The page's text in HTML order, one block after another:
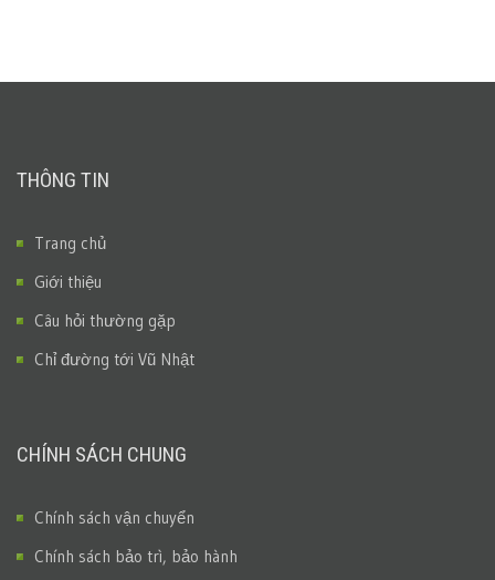
THÔNG TIN
Trang chủ
Giới thiệu
Câu hỏi thường gặp
Chỉ đường tới Vũ Nhật
CHÍNH SÁCH CHUNG
Chính sách vận chuyển
Chính sách bảo trì, bảo hành